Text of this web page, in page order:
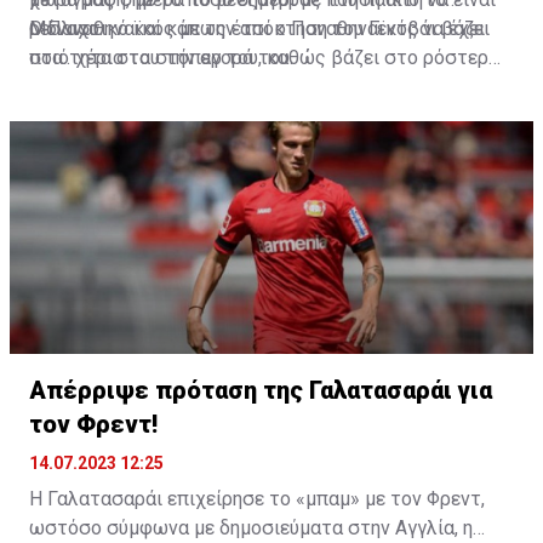
ρεαλιστικό και κάπως έτσι ο Παναθηναϊκός να έχει
στα.. χέρια του την αγορά του.
Μόναχο.
Ο Παναθηναϊκός με την απόκτηση του Γεντβάι βάζει
ποιότητα στα στόπερ του, καθώς βάζει στο ρόστερ
μεγάλα πρωταθλήματα και έχει παραστάσεις το
υψηλότερο επίπεδο.
Απέρριψε πρόταση της Γαλατασαράι για
τον Φρεντ!
14.07.2023 12:25
Η Γαλατασαράι επιχείρησε το «μπαμ» με τον Φρεντ,
ωστόσο σύμφωνα με δημοσιεύματα στην Αγγλία, η